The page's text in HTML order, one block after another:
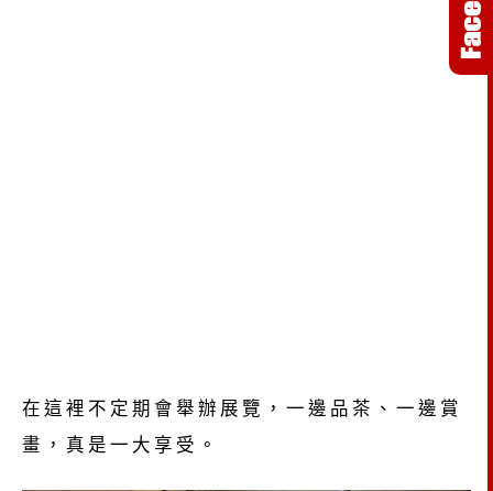
在這裡不定期會舉辦展覽，一邊品茶、一邊賞
畫，真是一大享受。